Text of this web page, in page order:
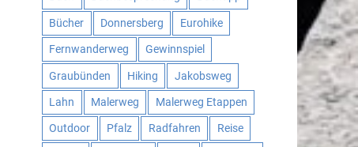
Bücher Donnersberg Eurohike
Fernwanderweg Gewinnspiel
Graubünden Hiking Jakobsweg
Lahn Malerweg Malerweg Etappen
Outdoor Pfalz Radfahren Reise